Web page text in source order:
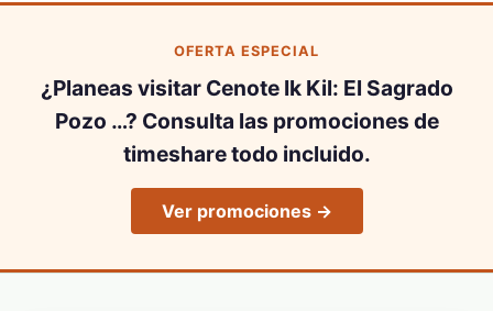
OFERTA ESPECIAL
¿Planeas visitar Cenote Ik Kil: El Sagrado
Pozo …? Consulta las promociones de
timeshare todo incluido.
Ver promociones →